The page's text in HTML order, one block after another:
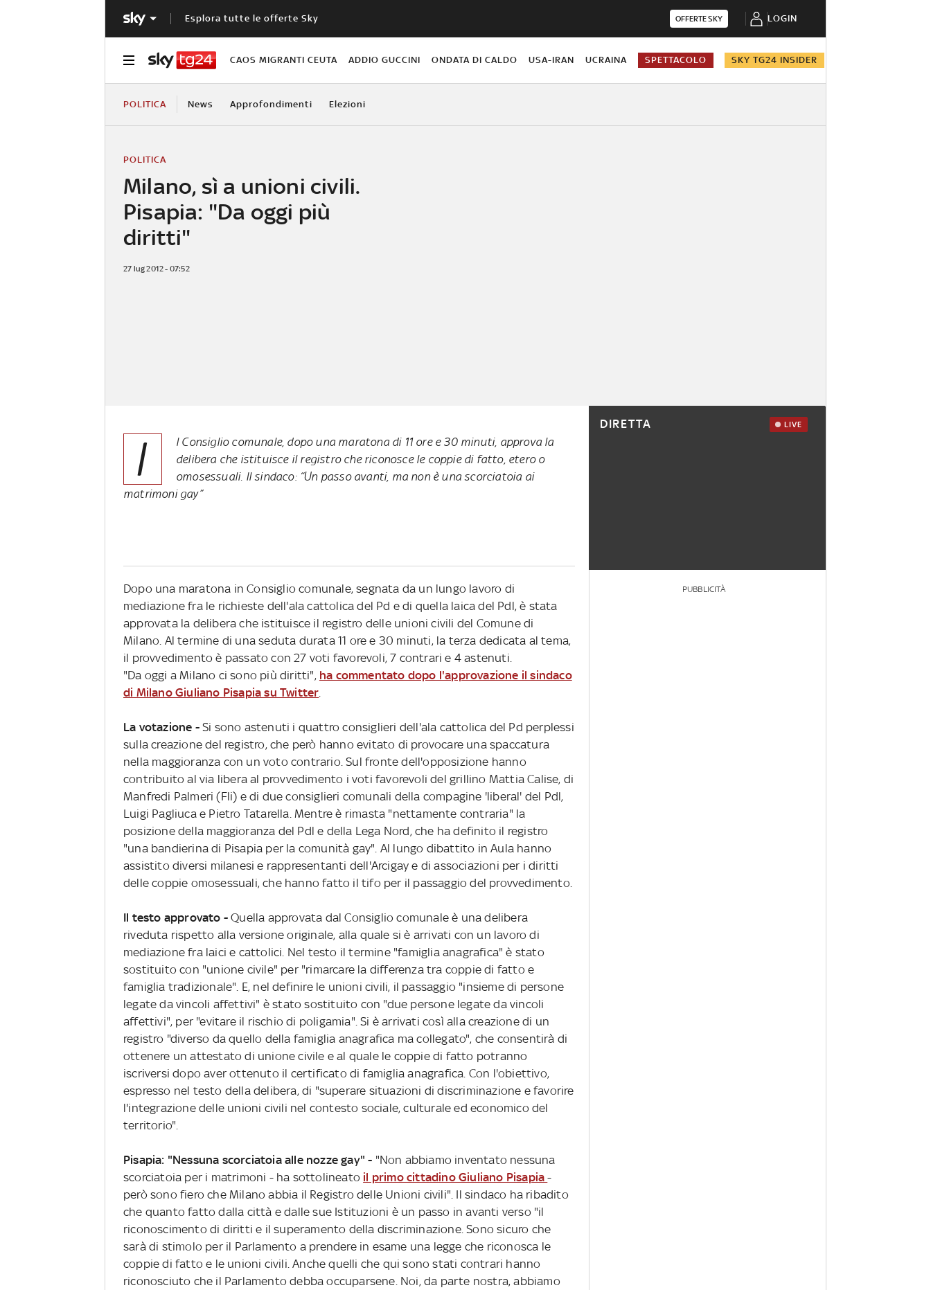
Esplora tutte le offerte Sky OFFERTE SKY LOGIN
CAOS MIGRANTI CEUTA ADDIO GUCCINI ONDATA DI CALDO USA-IRAN UCRAINA SPETTACOLO SKY TG24 INSIDER
POLITICA News Approfondimenti Elezioni
Milano, sì a unioni civili.
Pisapia: "Da oggi più
diritti"
POLITICA
27 lug 2012 - 07:52
I
l Consiglio comunale, dopo una maratona di 11 ore e 30 minuti, approva la
delibera che istituisce il registro che riconosce le coppie di fatto, etero o
omosessuali. Il sindaco: “Un passo avanti, ma non è una scorciatoia ai
matrimoni gay”
Dopo una maratona in Consiglio comunale, segnata da un lungo lavoro di
mediazione fra le richieste dell'ala cattolica del Pd e di quella laica del Pdl, è stata
approvata la delibera che istituisce il registro delle unioni civili del Comune di
Milano. Al termine di una seduta durata 11 ore e 30 minuti, la terza dedicata al tema,
il provvedimento è passato con 27 voti favorevoli, 7 contrari e 4 astenuti.
"Da oggi a Milano ci sono più diritti", ha commentato dopo l'approvazione il sindaco
di Milano Giuliano Pisapia su Twitter
La votazione - Si sono astenuti i quattro consiglieri dell'ala cattolica del Pd perplessi
sulla creazione del registro, che però hanno evitato di provocare una spaccatura
nella maggioranza con un voto contrario. Sul fronte dell'opposizione hanno
contribuito al via libera al provvedimento i voti favorevoli del grillino Mattia Calise, di
Manfredi Palmeri (Fli) e di due consiglieri comunali della compagine 'liberal' del Pdl,
Luigi Pagliuca e Pietro Tatarella. Mentre è rimasta "nettamente contraria" la
posizione della maggioranza del Pdl e della Lega Nord, che ha definito il registro
"una bandierina di Pisapia per la comunità gay". Al lungo dibattito in Aula hanno
assistito diversi milanesi e rappresentanti dell'Arcigay e di associazioni per i diritti
delle coppie omosessuali, che hanno fatto il tifo per il passaggio del provvedimento.
Il testo approvato -Quella approvata dal Consiglio comunale è una delibera
riveduta rispetto alla versione originale, alla quale si è arrivati con un lavoro di
mediazione fra laici e cattolici. Nel testo il termine "famiglia anagrafica" è stato
sostituito con "unione civile" per "rimarcare la differenza tra coppie di fatto e
famiglia tradizionale". E, nel definire le unioni civili, il passaggio "insieme di persone
legate da vincoli affettivi" è stato sostituito con "due persone legate da vincoli
affettivi", per "evitare il rischio di poligamia". Si è arrivati così alla creazione di un
registro "diverso da quello della famiglia anagrafica ma collegato", che consentirà di
ottenere un attestato di unione civile e al quale le coppie di fatto potranno
iscriversi dopo aver ottenuto il certificato di famiglia anagrafica. Con l'obiettivo,
espresso nel testo della delibera, di "superare situazioni di discriminazione e favorire
l'integrazione delle unioni civili nel contesto sociale, culturale ed economico del
territorio".
Pisapia: "Nessuna scorciatoia alle nozze gay" - "Non abbiamo inventato nessuna
scorciatoia per i matrimoni - ha sottolineato il primo cittadino Giuliano Pisapia-
però sono fiero che Milano abbia il Registro delle Unioni civili". Il sindaco ha ribadito
che quanto fatto dalla città e dalle sue Istituzioni è un passo in avanti verso "il
riconoscimento di diritti e il superamento della discriminazione. Sono sicuro che
sarà di stimolo per il Parlamento a prendere in esame una legge che riconosca le
coppie di fatto e le unioni civili. Anche quelli che qui sono stati contrari hanno
riconosciuto che il Parlamento debba occuparsene. Noi, da parte nostra, abbiamo
DIRETTA LIVE
PUBBLICITÀ